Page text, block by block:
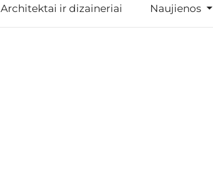
Architektai ir dizaineriai Naujienos